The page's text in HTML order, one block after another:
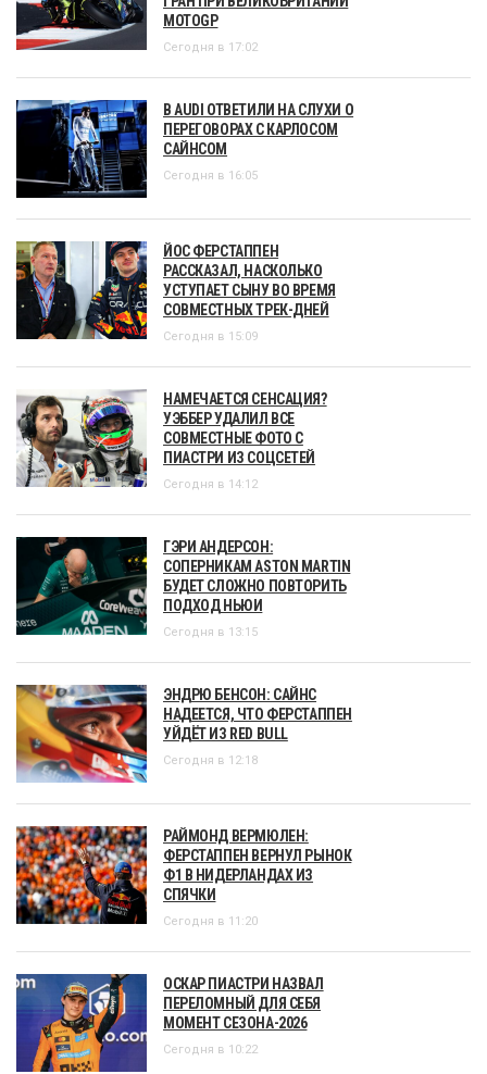
MOTOGP
Сегодня в 17:02
В AUDI ОТВЕТИЛИ НА СЛУХИ О
ПЕРЕГОВОРАХ С КАРЛОСОМ
САЙНСОМ
Сегодня в 16:05
ЙОС ФЕРСТАППЕН
РАССКАЗАЛ, НАСКОЛЬКО
УСТУПАЕТ СЫНУ ВО ВРЕМЯ
СОВМЕСТНЫХ ТРЕК-ДНЕЙ
Сегодня в 15:09
НАМЕЧАЕТСЯ СЕНСАЦИЯ?
УЭББЕР УДАЛИЛ ВСЕ
СОВМЕСТНЫЕ ФОТО С
ПИАСТРИ ИЗ СОЦСЕТЕЙ
Сегодня в 14:12
ГЭРИ АНДЕРСОН:
СОПЕРНИКАМ ASTON MARTIN
БУДЕТ СЛОЖНО ПОВТОРИТЬ
ПОДХОД НЬЮИ
Сегодня в 13:15
ЭНДРЮ БЕНСОН: САЙНС
НАДЕЕТСЯ, ЧТО ФЕРСТАППЕН
УЙДЁТ ИЗ RED BULL
Сегодня в 12:18
РАЙМОНД ВЕРМЮЛЕН:
ФЕРСТАППЕН ВЕРНУЛ РЫНОК
Ф1 В НИДЕРЛАНДАХ ИЗ
СПЯЧКИ
Сегодня в 11:20
ОСКАР ПИАСТРИ НАЗВАЛ
ПЕРЕЛОМНЫЙ ДЛЯ СЕБЯ
МОМЕНТ СЕЗОНА-2026
Сегодня в 10:22